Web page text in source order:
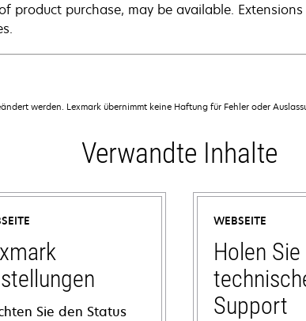
product purchase, may be available.
werden. Lexmark übernimmt keine Haftung für Fehler oder
Verwandte Inhalte
Sie den Status
WEBSEITE
Holen
Support